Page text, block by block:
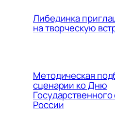
Либединка
на творческую
Методическая
сценарии ко Дню
России